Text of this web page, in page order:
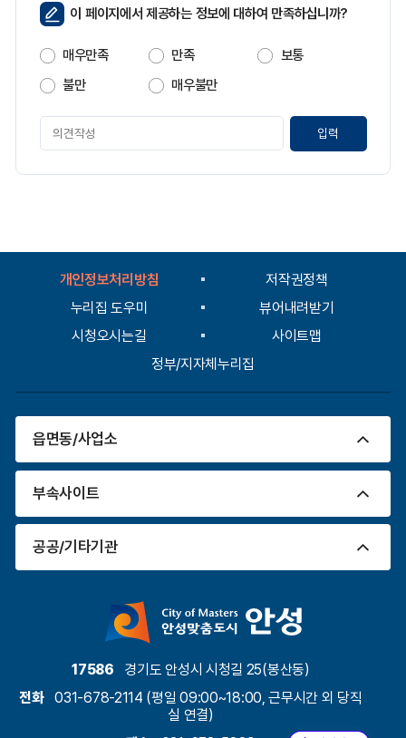
페
이
지
만
족
이 페이지에서 제공하는 정보에 대하여 만족하십니까?
매우만족 만족
보통
불만
매우불만
페
만
가
개인정보처리방침
저작권정책
누리집 도우미
뷰어내려받기
시청오시는길
사이트맵
정부/지자체누리집
읍면동/사업소
부속사이트
공공/기타기관
17586
경기도 안성시 시청길 25(봉산동)
전화 031-678-2114 (평일 09:00~18:00, 근무시간 외 당직
실 연결)